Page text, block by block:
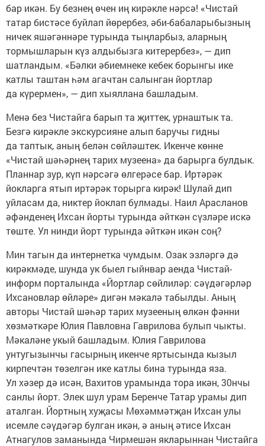
бар икән. Бу безнең өчен иң кирәкле нәрсә! «Чистай
татар бистәсе буйлап йөрербез, әби-бабаларыбызның
ничек яшәгәннәре турында тыңларбыз, аларның
тормышларын күз алдыбызга китерербез», — дип
шатландым. «Бәлки әбиемнеке кебек борынгы ике
катлы таштан һәм агачтан салынган йортлар
да күрермен», — дип хыяллана башладым.
Менә без Чистайга барып та җиттек, урнаштык та.
Безгә кирәкле экскурсияне алып баручы гидны
да таптык, аның белән сөйләштек. Икенче көнне
«Чистай шәһәрнең тарих музеена» да барырга булдык.
Планнар зур, күп нәрсәгә өлгерәсе бар. Иртәрәк
йокларга ятып иртәрәк торырга кирәк! Шулай дип
уйласам да, никтер йоклап булмады. Наил Арасланов
әфәнденең Ихсан йорты турында әйткән сүзләре искә
төште. Ул нинди йорт турында әйткән икән соң?
Мин тагын да интернетка чумдым. Озак эзләргә дә
кирәкмәде, шунда ук быел гыйнвар аенда Чис­тай-
информ порталында «Йортлар сөйлиләр: сәүдәгәрләр
Ихсановлар өйләре» дигән мәкалә табылды. Аның
авторы Чистай шәһәр тарих музееның өлкән фәнни
хөзмәткәре Юлия Павловна Гаврилова булып чыкты.
Мәкаләне укый башладым. Юлия Гаврилова
унтугызынчы гасырның икенче яртысында кызыл
кирпечтән төзелгән ике катлы бина турында яза.
Ул хәзер дә исән, Вахитов урамында тора икән, 30нчы
санлы йорт. Элек шул урам Беренче Татар урамы дип
аталган. Йортның хуҗасы Мөхәммәтҗан Ихсан улы
исемле сәүдәгәр булган икән, ә аның әтисе Ихсан
Атнагулов заманында Чирмешән якларыннан Чистайга